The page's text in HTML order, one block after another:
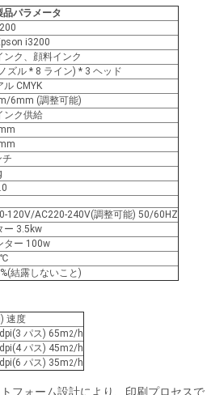
品パラメータ
i3200
ンク、顔料インク
ズル * 8 ライン) * 3 ヘッド
ル CMYK
6mm (調整可能)
ンク供給
チ
120V/AC220-240V(調整可能) 50/60HZ
ー 3.5kw
ター 100w
結露しないこと)
速度
パス) 65m2/h
パス) 45m2/h
パス) 35m2/h
フォーム設計により、印刷プロセスで